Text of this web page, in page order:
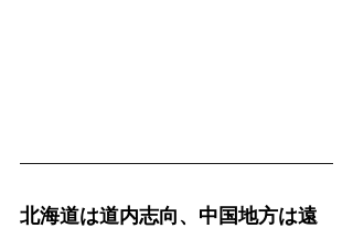
北海道は道内志向、中国地方は遠